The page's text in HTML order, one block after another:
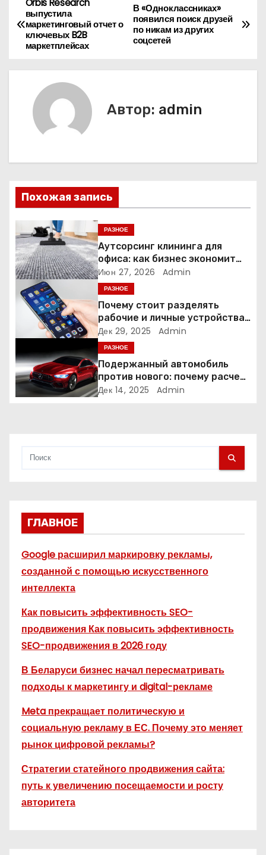
Н
а
ц
и
я
п
о
з
а
п
и
с
В «Одноклассниках»
появился поиск друзей
по никам из других
соцсетей
Orbis Research
выпустила
маркетинговый отчет о
ключевых B2B
маркетплейсах
Автор: admin
Похожая запись
РАЗНОЕ
Аутсорсинг клининга для
офиса: как бизнес экономит
время и деньги на уборке
Июн 27, 2026 Admin
РАЗНОЕ
Почему стоит разделять
рабочие и личные устройства
— и чем опасно всё смешивать
Дек 29, 2025 Admin
РАЗНОЕ
Подержанный автомобиль
против нового: почему расчет
часто подводит
Дек 14, 2025 Admin
ГЛАВНОЕ
Google расширил маркировку рекламы,
созданной с помощью искусственного
интеллекта
Как повысить эффективность SEO-
продвижения Как повысить эффективность
SEO-продвижения в 2026 году
В Беларуси бизнес начал пересматривать
подходы к маркетингу и digital-рекламе
Meta прекращает политическую и
социальную рекламу в ЕС. Почему это меняет
рынок цифровой рекламы?
Стратегии статейного продвижения сайта:
путь к увеличению посещаемости и росту
авторитета